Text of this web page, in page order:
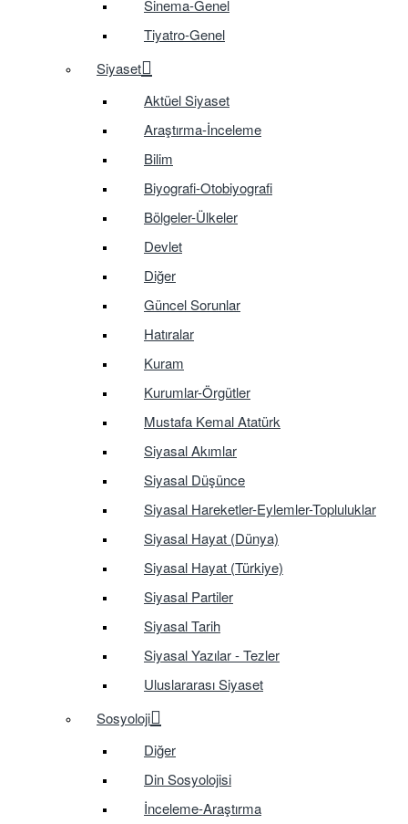
Sinema-Genel
Tiyatro-Genel
Siyaset
Aktüel Siyaset
Araştırma-İnceleme
Bilim
Biyografi-Otobiyografi
Bölgeler-Ülkeler
Devlet
Diğer
Güncel Sorunlar
Hatıralar
Kuram
Kurumlar-Örgütler
Mustafa Kemal Atatürk
Siyasal Akımlar
Siyasal Düşünce
Siyasal Hareketler-Eylemler-Topluluklar
Siyasal Hayat (Dünya)
Siyasal Hayat (Türkiye)
Siyasal Partiler
Siyasal Tarih
Siyasal Yazılar - Tezler
Uluslararası Siyaset
Sosyoloji
Diğer
Din Sosyolojisi
İnceleme-Araştırma